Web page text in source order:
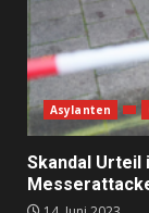
Asylanten
Skandal Urteil